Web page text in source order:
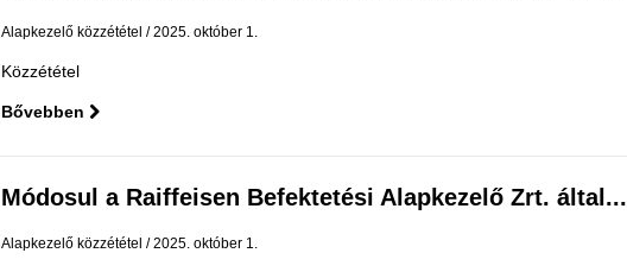
Alapkezelő közzététel 2025. október 1.
Közzététel
Bővebben
Módosul a Raiffeisen Befektetési Alapkezelő Zrt. által...
Alapkezelő közzététel 2025. október 1.